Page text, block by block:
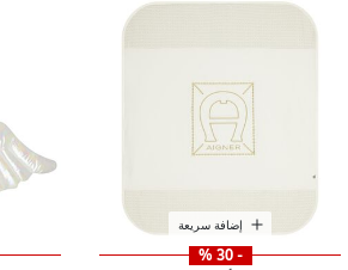
إضافة سريعة
- 30 %